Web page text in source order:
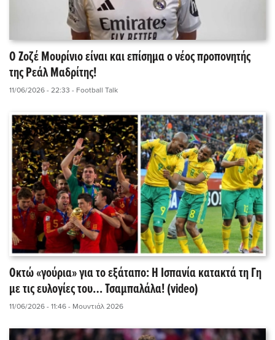
Ο Ζοζέ Μουρίνιο είναι και επίσημα ο νέος προπονητής
της Ρεάλ Μαδρίτης!
11/06/2026 - 22:33 - Football Talk
Οκτώ «γούρια» για το εξάταπο: Η Ισπανία κατακτά τη Γη
με τις ευλογίες του… Τσαμπαλάλα! (video)
11/06/2026 - 11:46 - Μουντιάλ 2026